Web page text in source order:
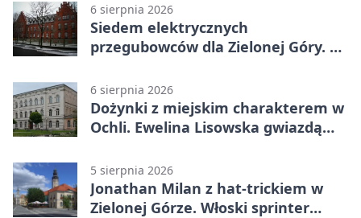
6 sierpnia 2026
Siedem elektrycznych
przegubowców dla Zielonej Góry. To
6 sierpnia 2026
Dożynki z miejskim charakterem w
Ochli. Ewelina Lisowska gwiazdą
5 sierpnia 2026
Jonathan Milan z hat-trickiem w
Zielonej Górze. Włoski sprinter